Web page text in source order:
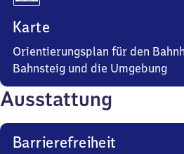
Karte
Orientierungsplan für den
Bahnsteig und die Umgebung
Ausstattung
Barrierefreiheit